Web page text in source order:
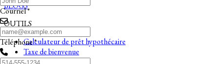
BLOGS
OUTILS
Calculateur de prêt hypothécaire
Taxe de bienvenue
Courriel *
Téléphone *